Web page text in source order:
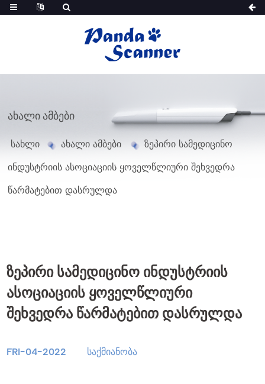
ᲐᲮᲐᲚᲘ ᲐᲛᲑᲔᲑᲘ
სახლი ახალი ამბები ზეპირი სამედიცინო
ინდუსტრიის ასოციაციის ყოველწლიური შეხვედრა
წარმატებით დასრულდა
ზეპირი სამედიცინო ინდუსტრიის
ასოციაციის ყოველწლიური
შეხვედრა წარმატებით დასრულდა
FRI-04-2022 საქმიანობა